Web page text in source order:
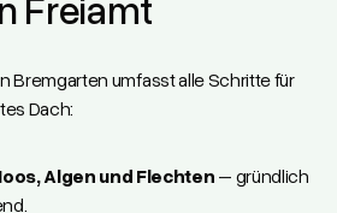
Bremgarten umfasst alle Schritte für
Dach:
Algen und Flechten – gründlich